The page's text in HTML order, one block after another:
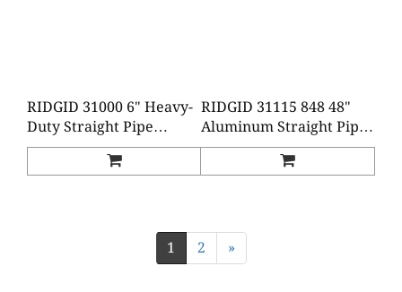
RIDGID 31000 6" Heavy-
Duty Straight Pipe
Wrench
RIDGID 31115 848 48"
Aluminum Straight Pipe
Wrench
1 2 »